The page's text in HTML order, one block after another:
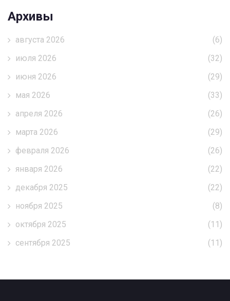
Архивы
августа 2026
(6)
июля 2026
(32)
июня 2026
(29)
мая 2026
(33)
апреля 2026
(26)
марта 2026
(29)
февраля 2026
(26)
января 2026
(22)
декабря 2025
(22)
ноября 2025
(8)
октября 2025
(11)
сентября 2025
(11)